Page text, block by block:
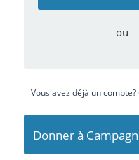
ou
Vous avez déjà un compte?
Donner à